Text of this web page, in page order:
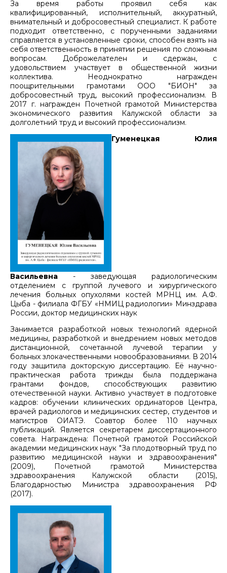
За время работы проявил себя как
квалифицированный, исполнительный, аккуратный,
внимательный и добросовестный специалист. К работе
подходит ответственно, с порученными заданиями
справляется в установленные сроки, способен взять на
себя ответственность в принятии решения по сложным
вопросам. Доброжелателен и сдержан, с
удовольствием участвует в общественной жизни
коллектива. Неоднократно награжден
поощрительными грамотами ООО "БИОН" за
добросовестный труд, высокий профессионализм. В
2017 г. награжден Почетной грамотой Министерства
экономического развития Калужской области за
долголетний труд и высокий профессионализм.
Гуменецкая Юлия
Васильевна - заведующая радиологическим
отделением с группой лучевого и хирургического
лечения больных опухолями костей МРНЦ им. А.Ф.
Цыба - филиала ФГБУ «НМИЦ радиологии» Минздрава
России, доктор медицинских наук
Занимается разработкой новых технологий ядерной
медицины, разработкой и внедрением новых методов
дистанционной, сочетанной лучевой терапии у
больных злокачественными новообразованиями. В 2014
году защитила докторскую диссертацию. Её научно-
практическая работа трижды была поддержана
грантами фондов, способствующих развитию
отечественной науки. Активно участвует в подготовке
кадров: обучении клинических ординаторов Центра,
врачей радиологов и медицинских сестер, студентов и
магистров ОИАТЭ. Соавтор более 110 научных
публикаций. Является секретарем диссертационного
совета. Награждена: Почетной грамотой Российской
академии медицинских наук "За плодотворный труд по
развитию медицинской науки и здравоохранения"
(2009), Почетной грамотой Министерства
здравоохранения Калужской области (2015),
Благодарностью Министра здравоохранения РФ
(2017).